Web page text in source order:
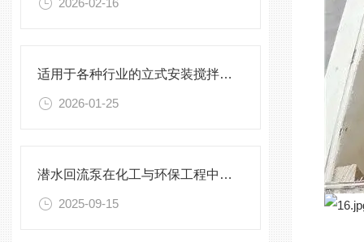
2026-02-16
适用于各种行业的立式安装搅拌机选型指南
2026-01-25
潜水回流泵在化工与环保工程中的关键作用
2025-09-15